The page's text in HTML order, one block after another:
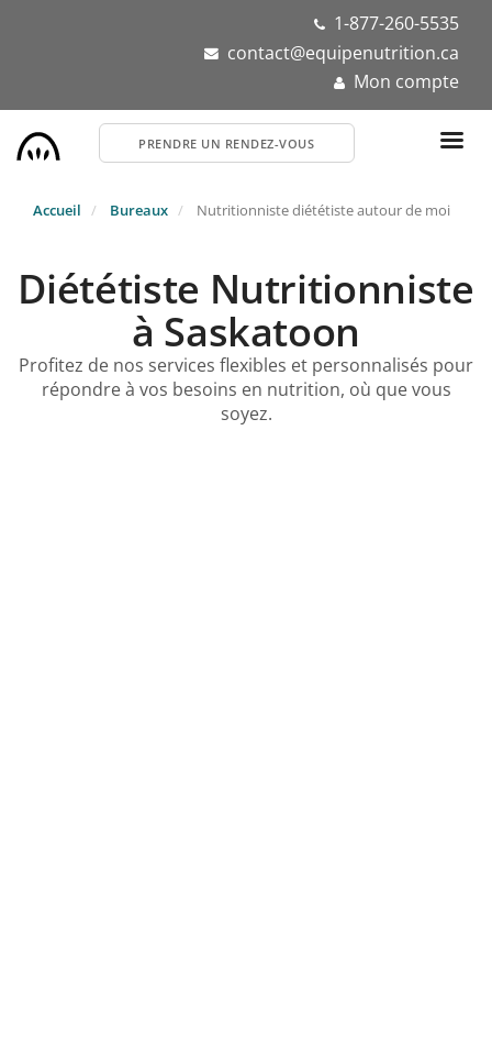
1-877-260-5535
contact@equipenutrition.ca
Mon compte
PRENDRE UN RENDEZ-VOUS
Accueil Bureaux Nutritionniste diététiste autour de moi
Diététiste Nutritionniste
à Saskatoon
Profitez de nos services flexibles et personnalisés pour
répondre à vos besoins en nutrition, où que vous
soyez.